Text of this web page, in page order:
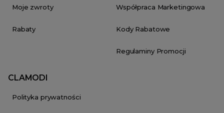
Moje zwroty
Rabaty
Współpraca Marketingowa
Kody Rabatowe
Regulaminy Promocji
CLAMODI
Polityka prywatności